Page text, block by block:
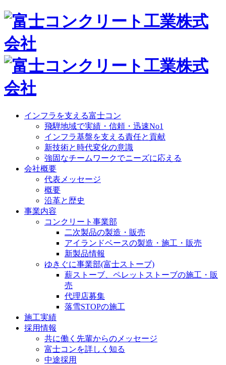
インフラを支える富士コン
飛騨地域で実績・信頼・迅速No1
インフラ基盤を支える責任と貢献
新技術と時代変化の意識
強固なチームワークでニーズに応える
会社概要
代表メッセージ
概要
沿革と歴史
事業内容
コンクリート事業部
二次製品の製造・販売
アイランドベースの製造・施工・販売
新製品情報
ゆきぐに事業部(富士ストーブ)
薪ストーブ、ペレットストーブの施工・販
売
代理店募集
落雪STOPの施工
施工実績
採用情報
共に働く先輩からのメッセージ
富士コンを詳しく知る
中途採用